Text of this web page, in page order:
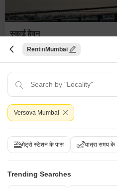
स्काई हेवन
1 बीएचके फ्लैट किराए के लिए - वर्सोवा, मुंबई
Config
Additional Spaces
पूजा रूम +1
फ्री होल्ड सेफ़ एंड सिक्योर लोकैलिटी अडजॉइनिंग
Rent Mumbai
Versova Mumbai
मेट्रो स्टेशन के पास यात्रा समय के
Trending Searches